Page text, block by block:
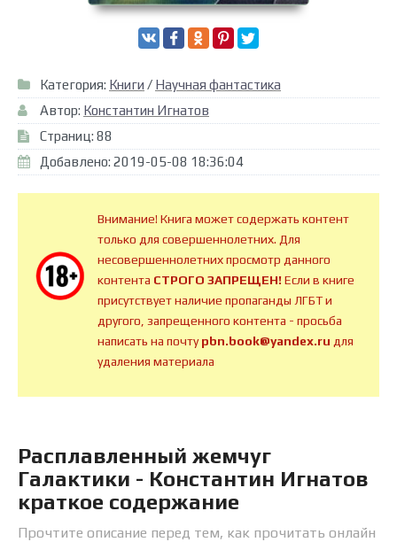
Категория: Книги / Научная фантастика
Автор: Константин Игнатов
Страниц: 88
Добавлено: 2019-05-08 18:36:04
Внимание! Книга может содержать контент
только для совершеннолетних. Для
несовершеннолетних просмотр данного
контента СТРОГО ЗАПРЕЩЕН!Если в книге
присутствует наличие пропаганды ЛГБТ и
другого, запрещенного контента - просьба
написать на почтуpbn.book@yandex.ru для
удаления материала
Расплавленный жемчуг
Галактики - Константин Игнатов
краткое содержание
Прочтите описание перед тем, как прочитать онлайн